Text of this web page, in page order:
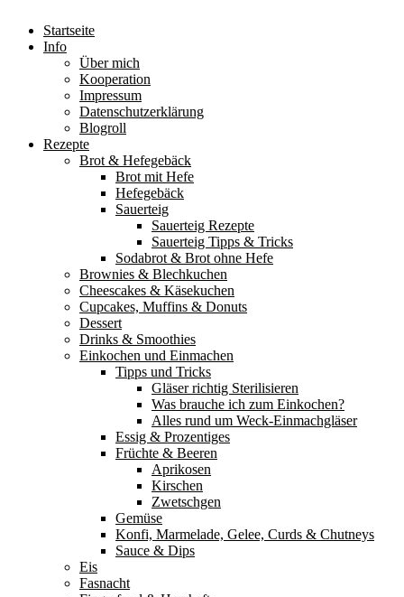
Startseite
Info
Über mich
Kooperation
Impressum
Datenschutzerklärung
Blogroll
Rezepte
Brot & Hefegebäck
Brot mit Hefe
Hefegebäck
Sauerteig
Sauerteig Rezepte
Sauerteig Tipps & Tricks
Sodabrot & Brot ohne Hefe
Brownies & Blechkuchen
Cheescakes & Käsekuchen
Cupcakes, Muffins & Donuts
Dessert
Drinks & Smoothies
Einkochen und Einmachen
Tipps und Tricks
Gläser richtig Sterilisieren
Was brauche ich zum Einkochen?
Alles rund um Weck-Einmachgläser
Essig & Prozentiges
Früchte & Beeren
Aprikosen
Kirschen
Zwetschgen
Gemüse
Konfi, Marmelade, Gelee, Curds & Chutneys
Sauce & Dips
Eis
Fasnacht